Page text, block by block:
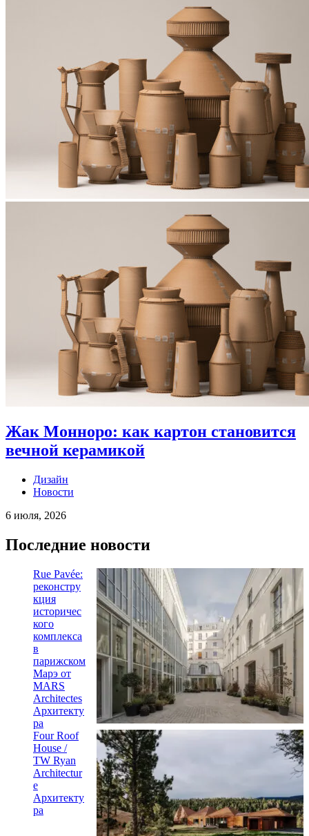
Жак Монноро: как картон становится
вечной керамикой
Дизайн
Новости
6 июля, 2026
Последние новости
Rue Pavée:
реконстру
кция
историчес
кого
комплекса
в
парижском
Марэ от
MARS
Architectes
Архитекту
ра
Four Roof
House /
TW Ryan
Architectur
e
Архитекту
ра